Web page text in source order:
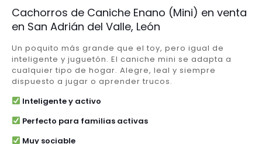
Cachorros de Caniche Enano (Mini) en venta
en San Adrián del Valle, León
Un poquito más grande que el toy, pero igual de
inteligente y juguetón. El caniche mini se adapta a
cualquier tipo de hogar. Alegre, leal y siempre
dispuesto a jugar o aprender trucos.
Inteligente y activo
Perfecto para familias activas
Muy sociable